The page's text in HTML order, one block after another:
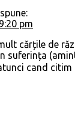
spune:
pm
cărțile de
suferința
cand